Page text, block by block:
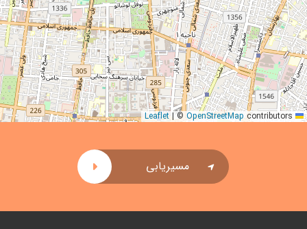
|© OpenStreetMapcontributors
مسیریابی